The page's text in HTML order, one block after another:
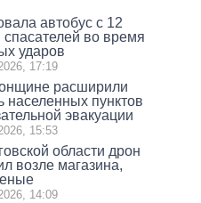
автобус с 12
спасателей во время
ударов
17:19
расширили
населенных пунктов
эвакуации
15:53
области дрон
возле магазина,
14:09